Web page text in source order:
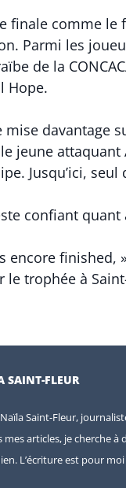
finale comme
Parmi les
de la
Hope.
davantage
jeune attaquant
Jusqu’ici,
confiant
encore finished,
trophée à
SAINT-FLEUR
Naïla Saint-Fleur,
mes articles, je cherche à
L’écriture est pour